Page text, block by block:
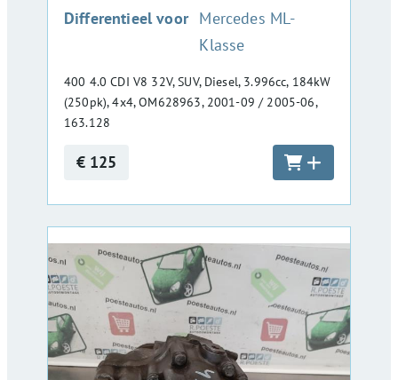
Differentieel voor :Mercedes ML-
Klasse
400 4.0 CDI V8 32V, SUV, Diesel, 3.996cc, 184kW
(250pk), 4x4, OM628963, 2001-09 / 2005-06,
163.128
€ 125